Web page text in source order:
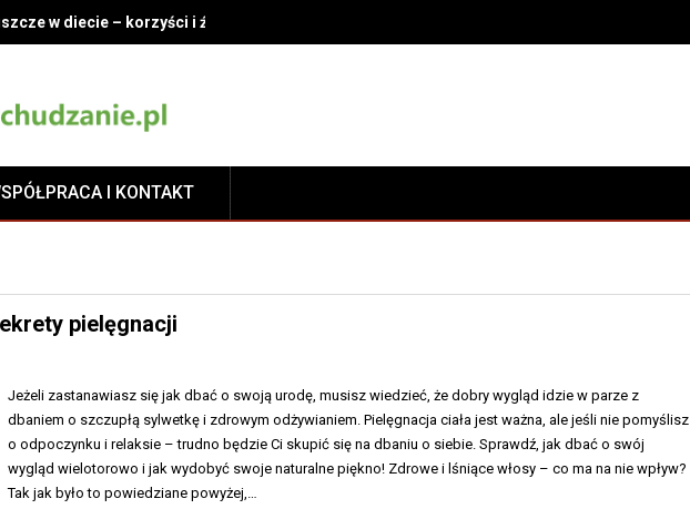
w diecie – korzyści i źródła pełne smaku
I KONTAKT
pielęgnacji
Jeżeli zastanawiasz się jak dbać o swoją urodę, musisz wiedzieć, że dobry wygląd idzie w parze z
dbaniem o szczupłą sylwetkę i zdrowym odżywianiem. Pielęgnacja ciała jest ważna, ale jeśli nie pomyślisz
o odpoczynku i relaksie – trudno będzie Ci skupić się na dbaniu o siebie. Sprawdź, jak dbać o swój
wygląd wielotorowo i jak wydobyć swoje naturalne piękno! Zdrowe i lśniące włosy – co ma na nie wpływ?
Tak jak było to powiedziane powyżej,…